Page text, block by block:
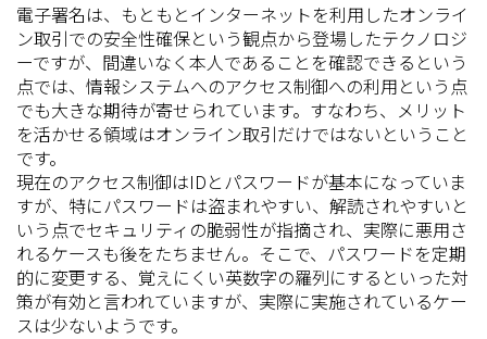
電子署名は、もともとインターネットを利用したオンライ
ン取引での安全性確保という観点から登場したテクノロジ
ーですが、間違いなく本人であることを確認できるという
点では、情報システムへのアクセス制御への利用という点
でも大きな期待が寄せられています。すなわち、メリット
を活かせる領域はオンライン取引だけではないということ
です。
現在のアクセス制御はIDとパスワードが基本になっていま
すが、特にパスワードは盗まれやすい、解読されやすいと
いう点でセキュリティの脆弱性が指摘され、実際に悪用さ
れるケースも後をたちません。そこで、パスワードを定期
的に変更する、覚えにくい英数字の羅列にするといった対
策が有効と言われていますが、実際に実施されているケー
スは少ないようです。